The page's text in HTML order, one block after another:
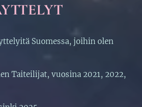
Suomessa, joihin olen
Taiteilijat, vuosina 2021, 2022,